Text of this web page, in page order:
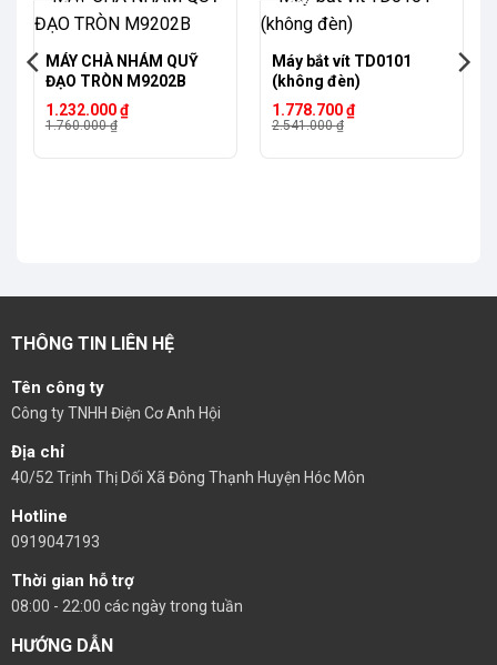
-30%
MÁY CHÀ NHÁM QUỸ
ĐẠO TRÒN M9202B
1.760.000₫
Giá
gốc
1.232.000₫
Giá
hiện
-30%
Máy bắt vít TD0101
(không đèn)
2.541.000₫
Giá
gốc
1.778.700₫
Giá
hiện
THÔNG TIN LIÊN HỆ
Tên công ty
Công ty TNHH Điện Cơ Anh Hội
Địa chỉ
40/52 Trịnh Thị Dối Xã Đông Thạnh Huyện Hóc Môn
Hotline
0919047193
Thời gian hỗ trợ
08:00 - 22:00 các ngày trong tuần
HƯỚNG DẪN